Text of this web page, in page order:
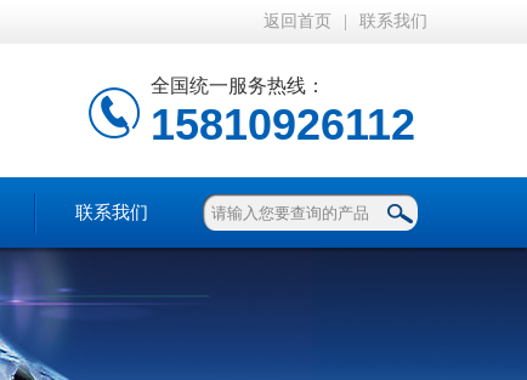
返回首页 联系我们
全国统一服务热线：
15810926112
联系我们